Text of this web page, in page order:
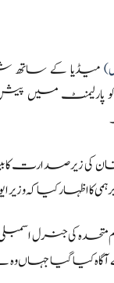
میڈیا کے ساتھ
2020-2019کو
کی زیرصدارت
کا اظہار کیا
اقوام متحدہ کی
کیا گیا جہاں